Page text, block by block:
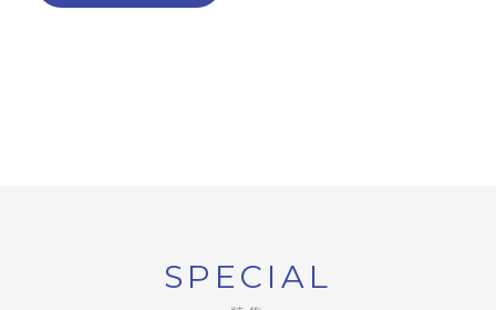
SPECIAL